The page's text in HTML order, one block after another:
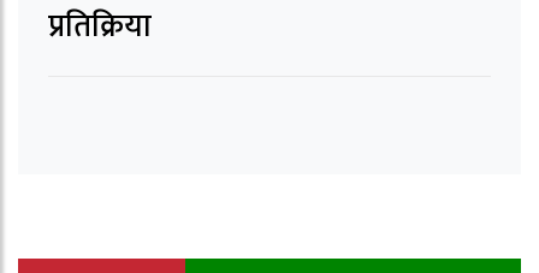
प्रतिक्रिया